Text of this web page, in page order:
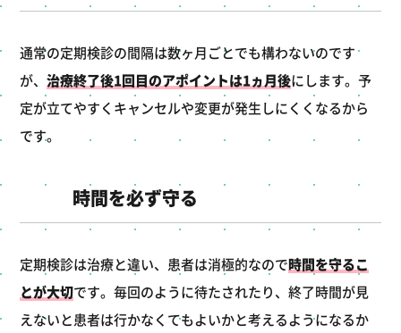
通常の定期検診の間隔は数ヶ月ごとでも構わないのです
が、治療終了後1回目のアポイントは1ヵ月後にします。予
定が立てやすくキャンセルや変更が発生しにくくなるから
です。
時間を必ず守る
定期検診は治療と違い、患者は消極的なので時間を守るこ
とが大切です。毎回のように待たされたり、終了時間が見
えないと患者は行かなくてもよいかと考えるようになるか